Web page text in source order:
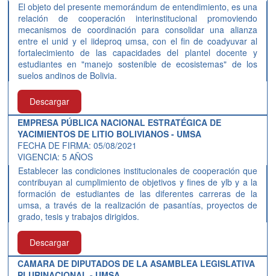
El objeto del presente memorándum de entendimiento, es una
relación de cooperación interinstitucional promoviendo
mecanismos de coordinación para consolidar una alianza
entre el unid y el iideproq umsa, con el fin de coadyuvar al
fortalecimiento de las capacidades del plantel docente y
estudiantes en "manejo sostenible de ecosistemas" de los
suelos andinos de Bolivia.
Descargar
EMPRESA PÚBLICA NACIONAL ESTRATÉGICA DE
YACIMIENTOS DE LITIO BOLIVIANOS - UMSA
FECHA DE FIRMA: 05/08/2021
VIGENCIA: 5 AÑOS
Establecer las condiciones institucionales de cooperación que
contribuyan al cumplimiento de objetivos y fines de ylb y a la
formación de estudiantes de las diferentes carreras de la
umsa, a través de la realización de pasantías, proyectos de
grado, tesis y trabajos dirigidos.
Descargar
CAMARA DE DIPUTADOS DE LA ASAMBLEA LEGISLATIVA